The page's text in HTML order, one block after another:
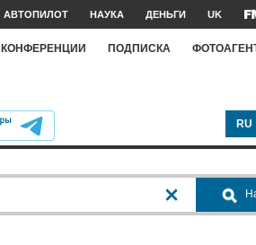
АВТОПИЛОТ НАУКА ДЕНЬГИ UK
КОНФЕРЕНЦИИ ПОДПИСКА
RU